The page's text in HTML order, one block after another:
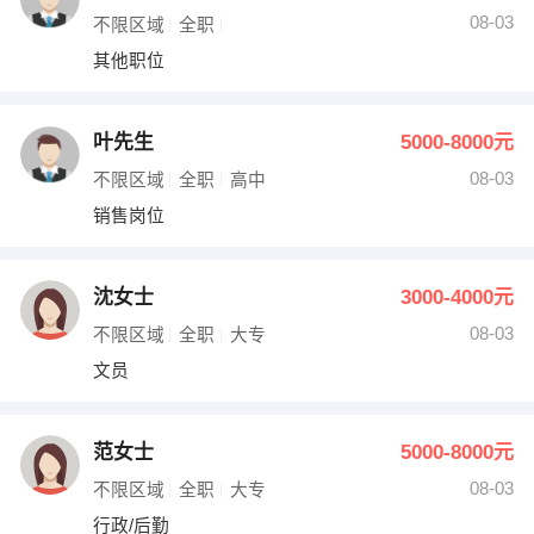
不限区域 全职
08-03
其他职位
叶先生 5000-8000元
不限区域 全职 高中
08-03
销售岗位
沈女士 3000-4000元
不限区域 全职 大专
08-03
文员
范女士 5000-8000元
不限区域 全职 大专
08-03
行政/后勤